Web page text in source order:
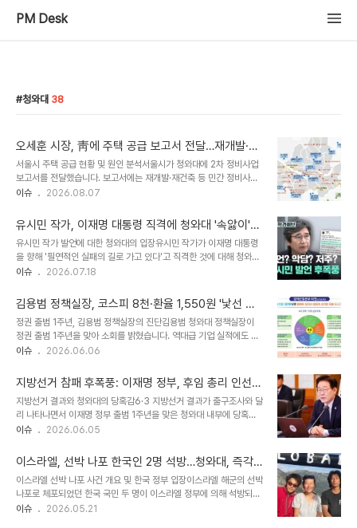
PM Desk
청와대 38
오세훈 시장, 靑에 주택 공급 보고서 전달…재개발·재
건축 활성화 촉구
서울시 주택 공급 현황 및 원인 분석서울시가 청와대에 2차 정비사업
보고서를 전달했습니다. 보고서에는 재개발·재건축 등 민간 정비사업
을 통해 2031년까지 31만 호를 착공하여 주택 공급을 확대하겠다는
및 규제 강화로 인한 공급 부족 문제를 해결하기 위한 조치입니다. 정
비사업을 통한 주택 공급 확대 방안서울시는 가용 부지가 부족한 서울
에서 재개발·재건축이 사실상 유일한 대규모 주택 공급 수단임을 강조
했습니다. 최근 3년간 서울 주택 공급의 90% 이상을 민간사업이 담
당했으며, 정비사업의 원활한 추진 없이는 충분한 주택 공급 물량 확보
고 있습니다. 정비사업 활성..
이슈 2026.08.07
유시민 작가, 이재명 대통령 직격에 청와대 '속앓이'…
정면 대응은 자제
유시민 작가 발언에 대한 청와대의 입장유시민 작가가 이재명 대통령
을 향해 '필연적인 실패의 길로 가고 있다'고 직격한 것에 대해 청와대
는 공식적인 대응을 자제하는 분위기입니다. 청와대는 정면 대응 시 내
하고 있습니다. 하지만 유 작가의 발언 내용 자체에는 불편한 감정을
숨기지 못하는 기류입니다. 청와대의 대응 자제 이유와 내부 반응청와
대 관계자들은 대통령과 평론가가 언쟁을 벌이는 것처럼 비칠 수 있다
는 점과, 입이 자유로운 정치권과 달리 듣는 역할에 충실해야 한다는
점을 들어 별도 대응이나 입장 표명을 하지 않기로 했습니다. 일부 참
으로는 유 작가의 발언에 감정이 ..
이슈 2026.07.18
김용범 정책실장, 코스피 8천·환율 1,550원 '낯선 과
제' 언급하며 1주년 소회 밝혀
정권 출범 1주년, 김용범 정책실장의 진단김용범 청와대 정책실장이
정권 출범 1주년을 맞아 소회를 밝혔습니다. 역대급 기업 실적에도 불
구하고 높은 환율을 새로운 과제로 언급했습니다. 이는 우리가 아직 경
지표와 어려움김 실장은 정책실장 취임 당시 13분기 연속 소매판매 마
이너스라는 암울한 거시지표와 급등하는 주택 가격이라는 부조화 속
에서 막막함을 느꼈다고 회고했습니다. 당시의 무겁고 멍했던 감정이
사진을 통해 떠올랐다고 전했습니다. 경제 정책의 향후 전망과 과제코
스피 8,000포인트 대 상승 기조와 1,550원 대의 높은 환율은 긍정
상황 속에서 경제 정책의 방..
이슈 2026.06.06
지방선거 참패 후폭풍: 이재명 정부, 후임 총리 인선
고심 깊어져
지방선거 결과와 청와대의 당혹감6·3 지방선거 결과가 출구조사와 달
리 나타나면서 이재명 정부 출범 1주년을 맞은 청와대 내부에 당혹감
이 감돌았습니다. 여권 관계자는 이번 결과를 축구 한·일전 패배에 비
인 경기도 지역에서의 연이은 패배는 큰 타격으로 작용했습니다. 이재
명 대통령의 국정 운영 방향 재정립이재명 대통령은 수석보좌관회의
에서 지방선거 결과를 겸허히 수용하며, 새로 선출된 지방정부와 적극
협력하겠다고 밝혔습니다. 국민주권정부 2년 차를 맞아 모든 공직자
에게 국정 속도 배가에 총력을 기울여 줄 것을 당부했습니다. 그러나
이슈 2026.06.05
이스라엘, 선박 나포 한국인 2명 석방…청와대, 즉각
환영 및 외교적 노력 강조
이스라엘 선박 나포 사건 개요 및 한국 정부 입장이스라엘 해군의 선박
나포로 체포되었던 한국 국민 두 명이 이스라엘 정부에 의해 석방되었
습니다. 청와대는 이스라엘 측의 즉각적인 석방 조치를 높이 평가하며
이슈 2026.05.21